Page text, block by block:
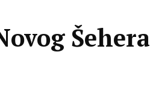
Šehera